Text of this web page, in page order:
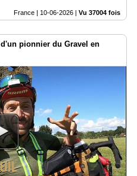
France | 10-06-2026 Vu 37004 fois
pionnier du Gravel en